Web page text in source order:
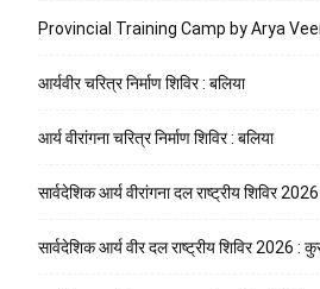
Provincial Training Camp by Arya
आर्यवीर चरित्र निर्माण शिविर : बलिया
आर्य वीरांगना चरित्र निर्माण शिविर : बलिया
सार्वदेशिक आर्य वीरांगना दल राष्ट्रीय शिविर
सार्वदेशिक आर्य वीर दल राष्ट्रीय शिविर 2026 :